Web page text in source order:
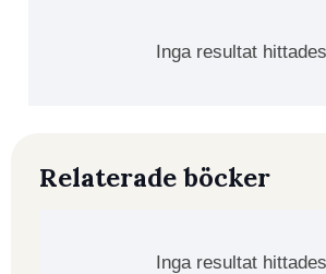
Inga resultat
Relaterade böcker
Inga resultat